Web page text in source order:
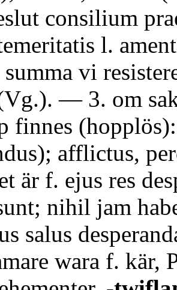
consilium
l.
vi
— 3. om
finnes
afflictus,
är f. ejus res
nihil jam
salus
wara f. kär,